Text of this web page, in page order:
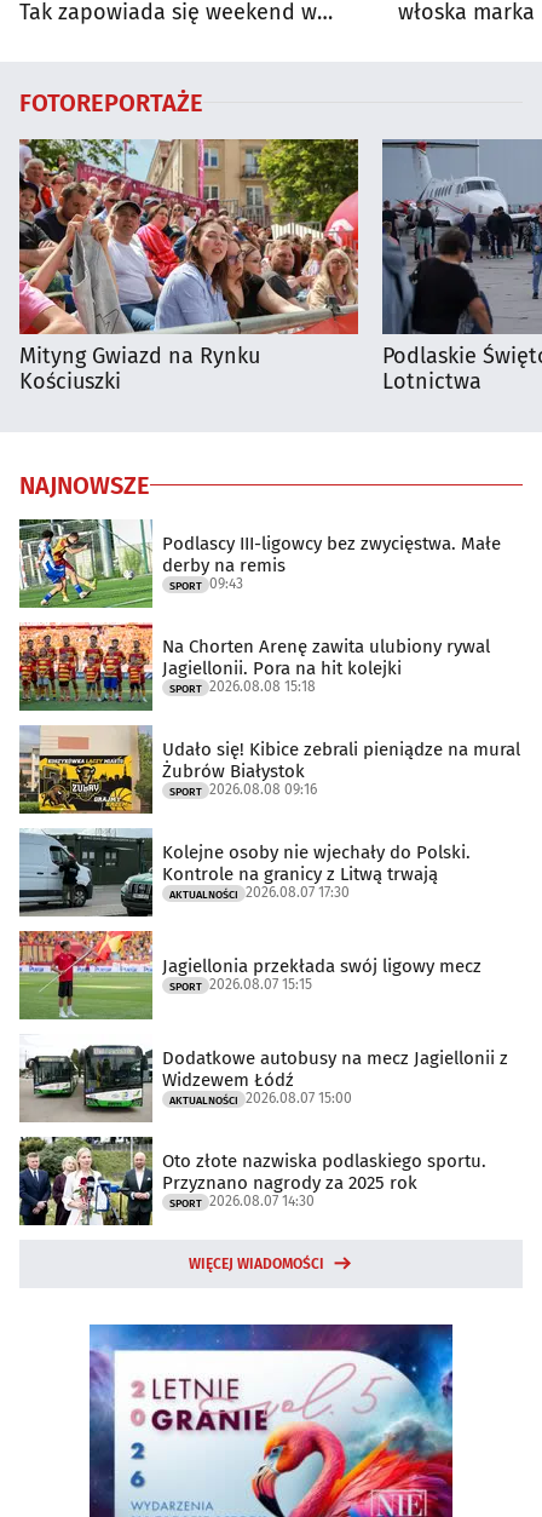
Tak zapowiada się weekend w
włoska
FOTOREPORTAŻE
Mityng Gwiazd na Rynku
Kościuszki
Podlaskie
Lotnictwa
NAJNOWSZE
Podlascy III-ligowcy bez zwycięstwa. Małe
derby na remis
SPORT 09:43
Na Chorten Arenę zawita ulubiony rywal
Jagiellonii. Pora na hit kolejki
SPORT 2026.08.08 15:18
Udało się! Kibice zebrali pieniądze na mural
Żubrów Białystok
SPORT 2026.08.08 09:16
Kolejne osoby nie wjechały do Polski.
Kontrole na granicy z Litwą trwają
AKTUALNOŚCI 2026.08.07 17:30
Jagiellonia przekłada swój ligowy mecz
SPORT 2026.08.07 15:15
Dodatkowe autobusy na mecz Jagiellonii z
Widzewem Łódź
AKTUALNOŚCI 2026.08.07 15:00
Oto złote nazwiska podlaskiego sportu.
Przyznano nagrody za 2025 rok
SPORT 2026.08.07 14:30
WIĘCEJ WIADOMOŚCI